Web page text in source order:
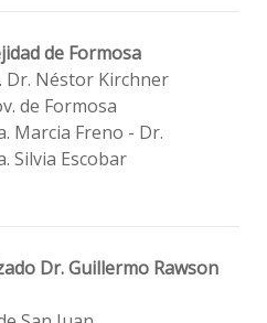
de Formosa
Dr. Néstor Kirchner
de Formosa
Marcia Freno - Dr.
Silvia Escobar
Dr. Guillermo Rawson